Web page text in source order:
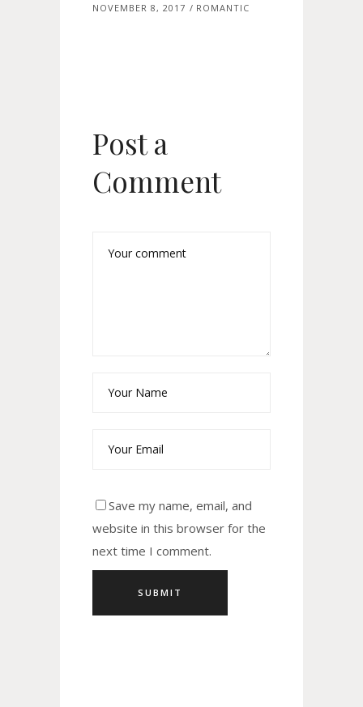
NOVEMBER 8, 2017 ROMANTIC
Post a
Comment
Save my name, email, and
website in this browser for the
next time I comment.